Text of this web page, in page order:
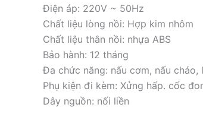
Điện áp: 220V ~ 50Hz
Chất liệu lòng nồi: Hợp kim nhôm
Chất liệu thân nồi: nhựa ABS
Bảo hành: 12 tháng
Đa chức năng: nấu cơm, nấu
Phụ kiện đi kèm: Xửng hấp. cốc
Dây nguồn: nối liền